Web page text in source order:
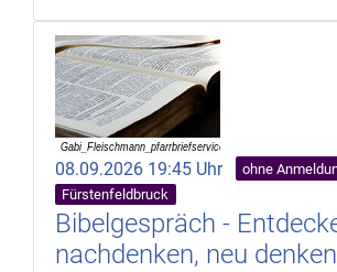
08.09.2026 19:45 Uhr
ohne
Fürstenfeldbruck
Bibelgespräch -
nachdenken, neu denken